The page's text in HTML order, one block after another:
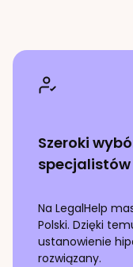
Szeroki
specjalistów
Na LegalHelp
Polski. Dzięki
ustanowienie
rozwiązany.